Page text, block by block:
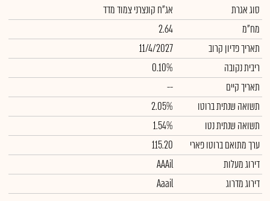
סוג אגרת
אג"ח קונצרני צמוד מדד
מח"מ
2.64
תאריך פדיון קרוב
11/4/2027
ריבית נקובה
0.10%
תאריך קיים
--
תשואה שנתית ברוטו
2.05%
תשואה שנתית נטו
1.54%
ערך מתואם ברוטו פארי
115.20
דירוג מעלות
AAAil
דירוג מדרוג
Aaail